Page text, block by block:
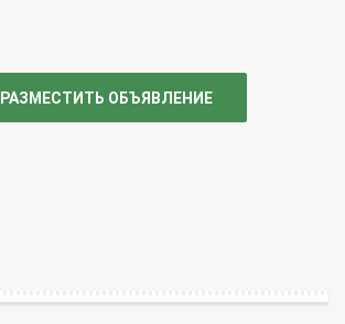
ОБЪЯВЛЕНИЕ